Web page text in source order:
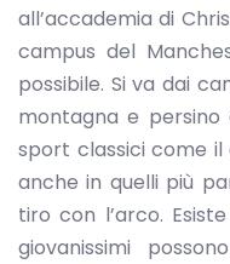
all’accademia di
campus del
possibile. Si va dai
montagna e persino
sport classici come il
anche in quelli più
tiro con l’arco.
giovanissimi